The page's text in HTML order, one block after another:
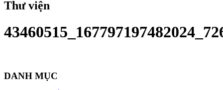
Thư viện
DANH MỤC